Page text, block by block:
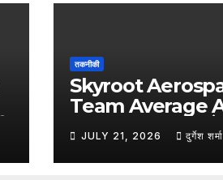
तकनीकी
Skyroot
Team Average
:- भारत का पहला प्राइवेट
रॉकेट बनाने वाली
एयरोस्पेस टीम की
JULY 21, 2026 दुर्गेश शर्मा